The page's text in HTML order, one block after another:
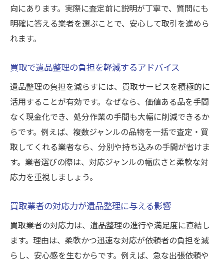
向にあります。実際に査定前に説明が丁寧で、質問にも
明確に答える業者を選ぶことで、安心して取引を進めら
れます。
買取で遺品整理の負担を軽減するアドバイス
遺品整理の負担を減らすには、買取サービスを積極的に
活用することが有効です。なぜなら、価値ある品を手間
なく現金化でき、処分作業の手間も大幅に削減できるか
らです。例えば、複数ジャンルの品物を一括で査定・買
取してくれる業者なら、分別や持ち込みの手間が省けま
す。業者選びの際は、対応ジャンルの幅広さと柔軟な対
応力を重視しましょう。
買取業者の対応力が遺品整理に与える影響
買取業者の対応力は、遺品整理の進行や満足度に直結し
ます。理由は、柔軟かつ迅速な対応が依頼者の負担を減
らし、安心感を生むからです。例えば、急な出張依頼や